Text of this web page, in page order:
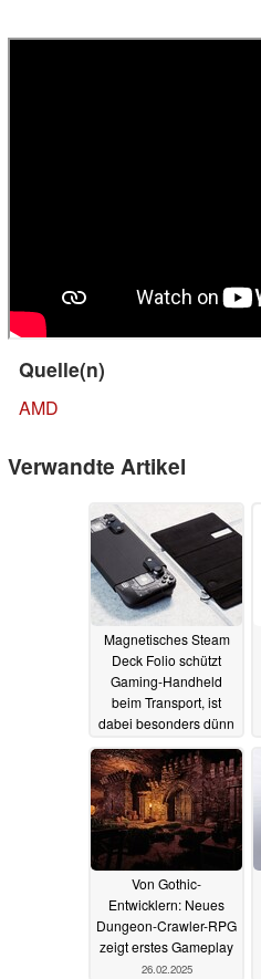
Quelle(n)
AMD
Verwandte Artikel
Magnetisches Steam
Deck Folio schützt
Gaming-Handheld
beim Transport, ist
dabei besonders dünn
26.02.2025
Von Gothic-
Entwicklern: Neues
Dungeon-Crawler-RPG
zeigt erstes Gameplay
26.02.2025